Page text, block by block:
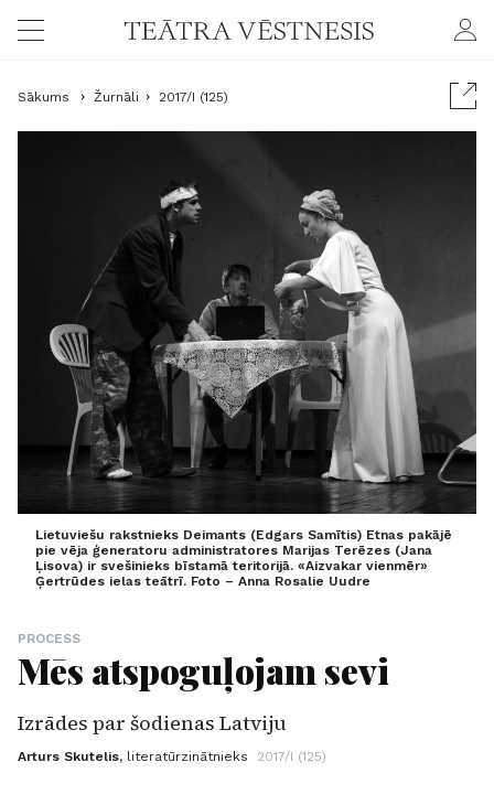
Sākums Žurnāli 2017/I (125)
Lietuviešu rakstnieks Deimants (Edgars Samītis) Etnas pakājē
pie vēja ģeneratoru administratores Marijas Terēzes (Jana
Ļisova) ir svešinieks bīstamā teritorijā. «Aizvakar vienmēr»
Ģertrūdes ielas teātrī. Foto – Anna Rosalie Uudre
PROCESS
Mēs atspoguļojam sevi
Izrādes par šodienas Latviju
Arturs Skutelis, literatūrzinātnieks 2017/I (125)